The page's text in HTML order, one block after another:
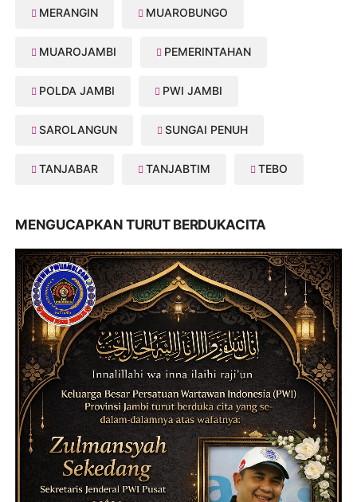
MERANGIN MUAROBUNGO
MUAROJAMBI PEMERINTAHAN
POLDA JAMBI PWI JAMBI
SAROLANGUN SUNGAI PENUH
TANJABAR TANJABTIM TEBO
MENGUCAPKAN TURUT BERDUKACITA